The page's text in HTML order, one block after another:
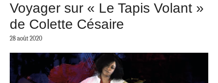
Voyager sur « Le Tapis Volant »
de Colette Césaire
28 août 2020